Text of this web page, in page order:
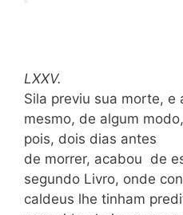
LXXV.
Sila previu sua morte, e
mesmo, de algum
pois, dois dias antes
de morrer, acabou de
segundo Livro, onde
caldeus lhe tinham